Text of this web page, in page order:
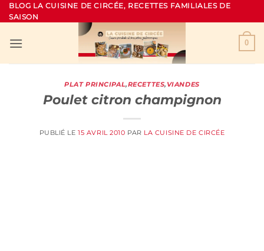
Passer
au
BLOG LA CUISINE DE CIRCÉE, RECETTES FAMILIALES DE
SAISON
0
PLAT PRINCIPAL,RECETTES, VIANDES
Poulet citron champignon
PUBLIÉ LE15 AVRIL 2010 PAR LA CUISINE DE CIRCÉE